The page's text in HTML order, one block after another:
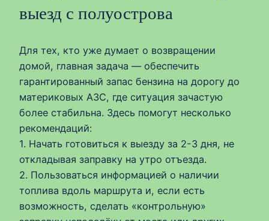
выезд с полуострова
Для тех, кто уже думает о возвращении
домой, главная задача — обеспечить
гарантированный запас бензина на дорогу до
материковых АЗС, где ситуация зачастую
более стабильна. Здесь помогут несколько
рекомендаций:
1. Начать готовиться к выезду за 2-3 дня, не
откладывая заправку на утро отъезда.
2. Пользоваться информацией о наличии
топлива вдоль маршрута и, если есть
возможность, сделать «контрольную»